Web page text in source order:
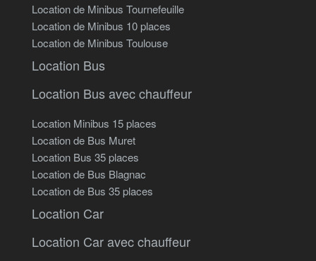
Location de Minibus Tournefeuille
Location de Minibus 10 places
Location de Minibus Toulouse
Location Bus
Location Bus avec chauffeur
Location Minibus 15 places
Location de Bus Muret
Location Bus 35 places
Location de Bus Blagnac
Location de Bus 35 places
Location Car
Location Car avec chauffeur